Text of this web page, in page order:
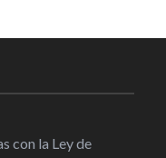
con la Ley de